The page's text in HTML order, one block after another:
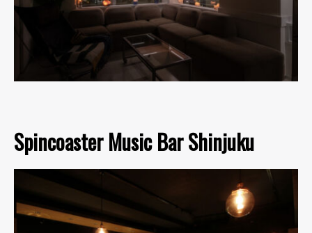
Spincoaster Music Bar Shinjuku